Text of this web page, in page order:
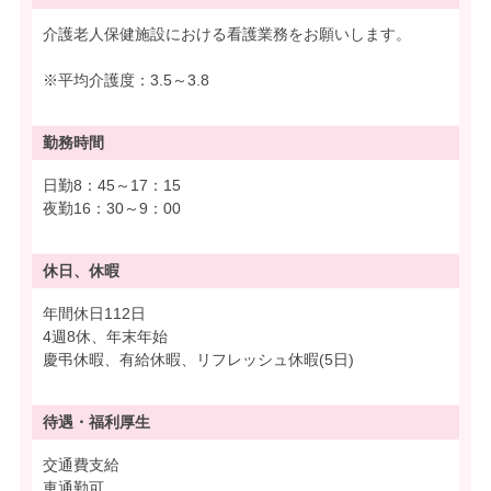
介護老人保健施設における看護業務をお願いします。
※平均介護度：3.5～3.8
勤務時間
日勤8：45～17：15
夜勤16：30～9：00
休日、休暇
年間休日112日
4週8休、年末年始
慶弔休暇、有給休暇、リフレッシュ休暇(5日)
待遇・ 福利厚生
交通費支給